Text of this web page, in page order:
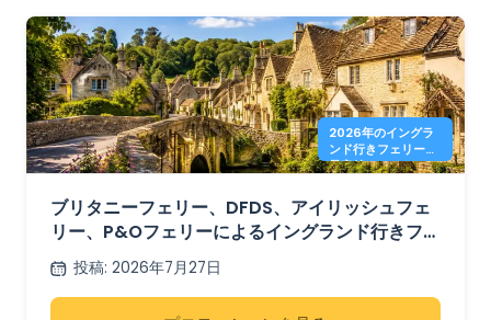
2026年のイングラ
ンド行きフェリーの
最安値は41ユーロか
ブリタニーフェリー、DFDS、アイリッシュフェ
リー、P&Oフェリーによるイングランド行きフェ
リー全便 – 41ユーロから
投稿: 2026年7月27日